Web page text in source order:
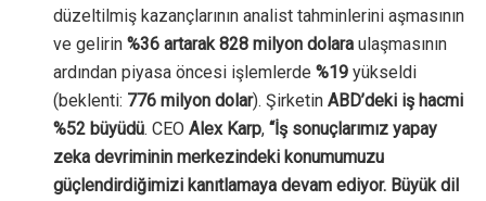
düzeltilmiş kazançlarının analist tahminlerini aşmasının
ve gelirin%36 artarak 828 milyon dolara ulaşmasının
ardından piyasa öncesi işlemlerde%19 yükseldi
(beklenti: 776 milyon dolar). ŞirketinABD’deki iş hacmi
%52 büyüdü. CEOAlex Karp,“İş sonuçlarımız yapay
zeka devriminin merkezindeki konumumuzu
güçlendirdiğimizi kanıtlamaya devam ediyor. Büyük dil